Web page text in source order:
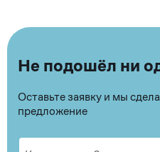
Не подошёл ни
Оставьте заявку и мы
предложение